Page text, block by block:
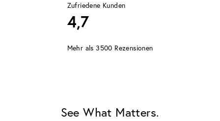
Zufriedene Kunden
4,7
Mehr als 3500 Rezensionen
See What Matters.